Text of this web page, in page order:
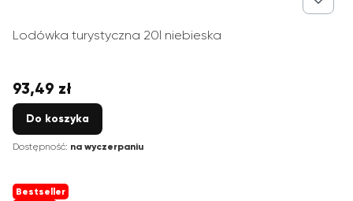
Lodówka turystyczna 20l niebieska
Cena
93,49 zł
Do koszyka
Dostępność: na wyczerpaniu
Bestseller